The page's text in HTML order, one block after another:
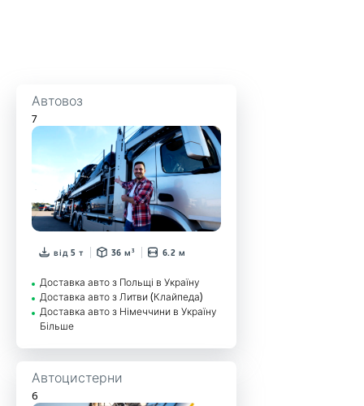
Автовоз
7
від 5 т 36 м³ 6.2 м
Доставка авто з Польщі в Україну
Доставка авто з Литви (Клайпеда)
Доставка авто з Німеччини в Україну
Більше
Автоцистерни
6